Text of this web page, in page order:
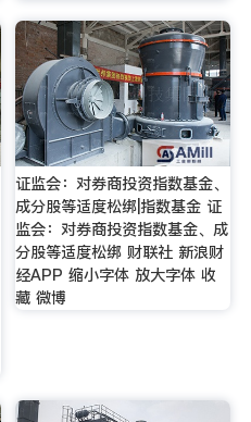
证监会：对券商投资指数基金、
成分股等适度松绑|指数基金 证
监会：对券商投资指数基金、成
分股等适度松绑 财联社 新浪财
经APP 缩小字体 放大字体 收
藏 微博